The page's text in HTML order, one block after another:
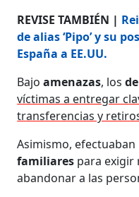
REVISE TAMBIÉN |
de alias ‘Pipo’ y su
España a EE.UU.
Bajoamenazas, los
víctimas a entregar
transferencias y
Asimismo, efectuaban
familiares para exigir
abandonar a las